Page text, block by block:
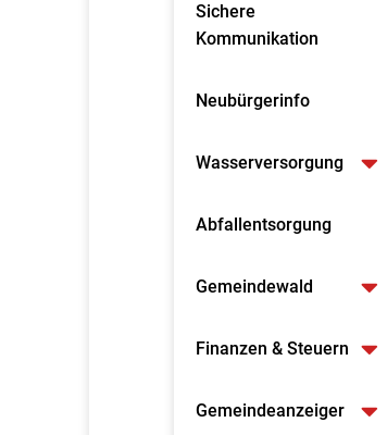
Sichere
Kommunikation
Neubürgerinfo
Wasserversorgung
Abfallentsorgung
Gemeindewald
Finanzen & Steuern
Gemeindeanzeiger